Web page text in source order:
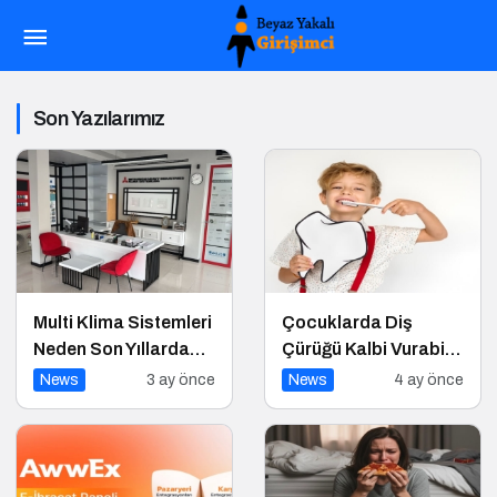
Son Yazılarımız
Multi Klima Sistemleri
Neden Son Yıllarda
Daha Fazla Tercih
News 3 ay önce
Çocuklarda Diş
Çürüğü Kalbi Vurabilir
mi?
News 4 ay önce